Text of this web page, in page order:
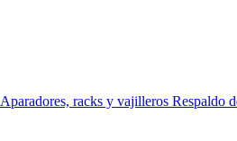
Aparadores, racks y vajilleros Respaldo